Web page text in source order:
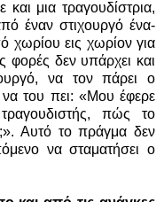
μια τραγουδίστρια,
έναν στιχουργό ένα-
χωρίου εις χωρίον για
φορές δεν υπάρχει και
να τον πάρει ο
του πει: «Μου έφερε
πώς το
Αυτό το πράγμα δεν
να σταματήσει ο